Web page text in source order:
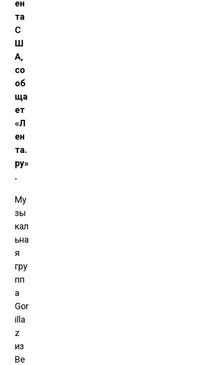
ен
та
С
Ш
А,
со
об
ща
ет
«Л
ен
та.
ру»
.
Му
зы
кал
ьна
я
гру
пп
а
Gor
illa
z
из
Ве